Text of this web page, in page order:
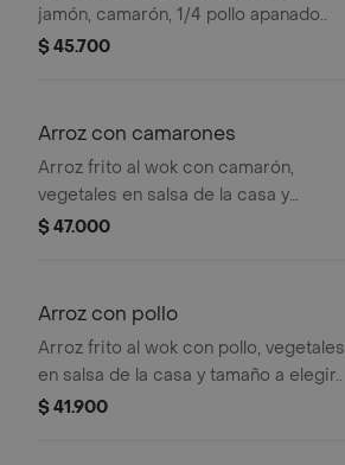
jamón, camarón, 1/4 pollo apanado..
$ 45.700
Arroz con camarones
Arroz frito al wok con camarón,
vegetales en salsa de la casa y
tamaño a elegir.
$ 47.000
Arroz con pollo
Arroz frito al wok con pollo, vegetales
en salsa de la casa y tamaño a elegir..
$ 41.900